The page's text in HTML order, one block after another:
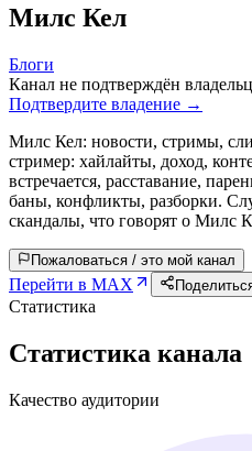
Милс Кел
Блоги
Канал не подтверждён
Подтвердите владение →
Милс Кел: новости, стримы,
стример: хайлайты, доход,
встречается, расставание,
баны, конфликты, разборки.
скандалы, что говорят о Милс
Пожаловаться / это мой канал
Перейти в MAX
Статистика
Статистика канала
Качество аудитории